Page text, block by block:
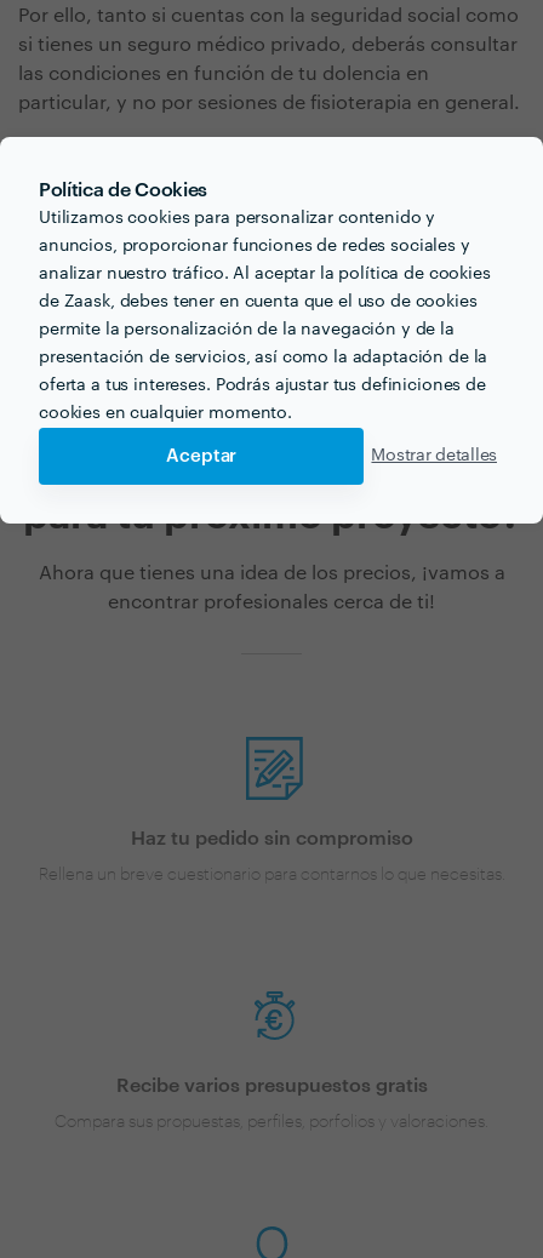
Política de Cookies
Utilizamos cookies para personalizar contenido y
anuncios, proporcionar funciones de redes sociales y
analizar nuestro tráfico. Al aceptar la política de cookies
de Zaask, debes tener en cuenta que el uso de cookies
permite la personalización de la navegación y de la
presentación de servicios, así como la adaptación de la
oferta a tus intereses. Podrás ajustar tus definiciones de
cookies en cualquier momento.
Aceptar Mostrar detalles
Por ello, tanto si cuentas con la seguridad social como
si tienes un seguro médico privado, deberás consultar
las condiciones en función de tu dolencia en
particular, y no por sesiones de fisioterapia en general.
punto anterior, que algunos y algunas fisioterapeutas,
generalmente con especializaciones o con una
trayectoria destacada, solo admiten pacientes
particulares y no atienden por la seguridad social.
¿Buscas fisioterapeuta
para tu próximo proyecto?
Ahora que tienes una idea de los precios, ¡vamos a
encontrar profesionales cerca de ti!
Haz tu pedido sin compromiso
Rellena un breve cuestionario para contarnos lo que necesitas.
Recibe varios presupuestos gratis
Compara sus propuestas, perfiles, porfolios y valoraciones.